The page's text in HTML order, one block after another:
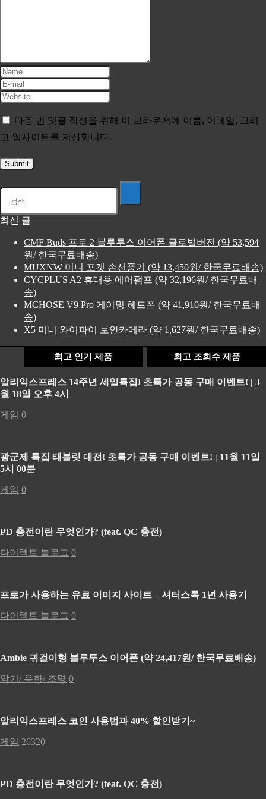
다음 번 댓글 작성을 위해 이 브라우저에 이름, 이메일, 그리
고 웹사이트를 저장합니다.
최신 글
CMF Buds 프로 2 블루투스 이어폰 글로벌버전 (약 53,594
원/ 한국무료배송)
MUXNW 미니 포켓 손선풍기 (약 13,450원/ 한국무료배송)
CYCPLUS A2 휴대용 에어펌프 (약 32,196원/ 한국무료배
송)
MCHOSE V9 Pro 게이밍 헤드폰 (약 41,910원/ 한국무료배
송)
X5 미니 와이파이 보안카메라 (약 1,627원/ 한국무료배송)
최고 인기 제품 최고 조회수 제품
알리익스프레스 14주년 세일특집! 초특가 공동 구매 이벤트! | 3
월 18일 오후 4시
게임 0
광군제 특집 태블릿 대전! 초특가 공동 구매 이벤트! | 11월 11일
5시 00분
게임 0
PD 충전이란 무엇인가? (feat. QC 충전)
다이렉트 블로그 0
프로가 사용하는 유료 이미지 사이트 – 셔터스톡 1년 사용기
다이렉트 블로그 0
Ambie 귀걸이형 블루투스 이어폰 (약 24,417원/ 한국무료배송)
악기/ 음향/ 조명 0
알리익스프레스 코인 사용법과 40% 할인받기~
게임 26320
PD 충전이란 무엇인가? (feat. QC 충전)